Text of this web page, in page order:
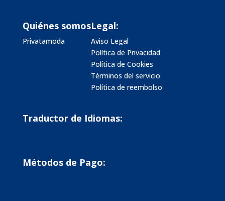
Quiénes somos
Privatamoda
Legal:
Aviso Legal
Política de Privacidad
Política de Cookies
Términos del servicio
Política de reembolso
Traductor de Idiomas:
Métodos de Pago: